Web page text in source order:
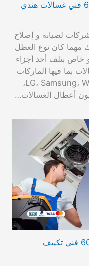
فني تصليح غسالات العيون 60615556 فني غسالات هندي
لصيانة و إصلاح
مهما كان نوع العطل
خاص بتلف أحد أجزاء
بما فيها الماركات
العالمية و المحلية مثل غسالات LG، Samsung، Wansa،
أعطال الغسالات…
تصليح مكيفات صباح الاحمد 60615556 فني تكييف